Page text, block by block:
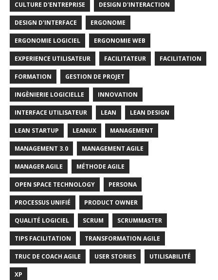
CULTURE D'ENTREPRISE DESIGN D'INTERACTION
DESIGN D'INTERFACE ERGONOME
ERGONOMIE LOGICIEL ERGONOMIE WEB
EXPERIENCE UTILISATEUR FACILITATEUR FACILITATION
FORMATION GESTION DE PROJET
INGÈNIERIE LOGICIELLE INNOVATION
INTERFACE UTILISATEUR LEAN LEAN DESIGN
LEAN STARTUP LEANUX MANAGEMENT
MANAGEMENT 3.0 MANAGEMENT AGILE
MANAGER AGILE MÉTHODE AGILE
OPEN SPACE TECHNOLOGY PERSONA
PROCESSUS UNIFIÉ PRODUCT OWNER
QUALITÉ LOGICIEL SCRUM SCRUMMASTER
TIPS FACILITATION TRANSFORMATION AGILE
TRUC DE COACH AGILE USER STORIES UTILISABILITÉ
XP